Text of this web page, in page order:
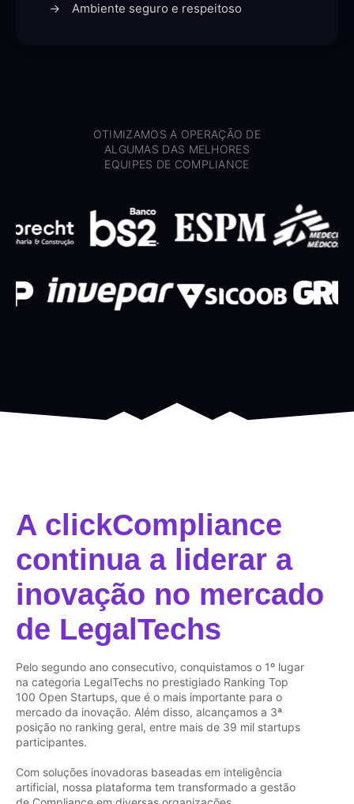
Ambiente seguro e respeitoso
OTIMIZAMOS A OPERAÇÃO DE
ALGUMAS DAS MELHORES
EQUIPES DE COMPLIANCE
A clickCompliance
continua a liderar a
inovação no mercado
de LegalTechs
Pelo segundo ano consecutivo, conquistamos o 1º lugar
na categoria LegalTechs no prestigiado Ranking Top
100 Open Startups, que é o mais importante para o
mercado da inovação. Além disso, alcançamos a 3ª
posição no ranking geral, entre mais de 39 mil startups
participantes.
Com soluções inovadoras baseadas em inteligência
artificial, nossa plataforma tem transformado a gestão